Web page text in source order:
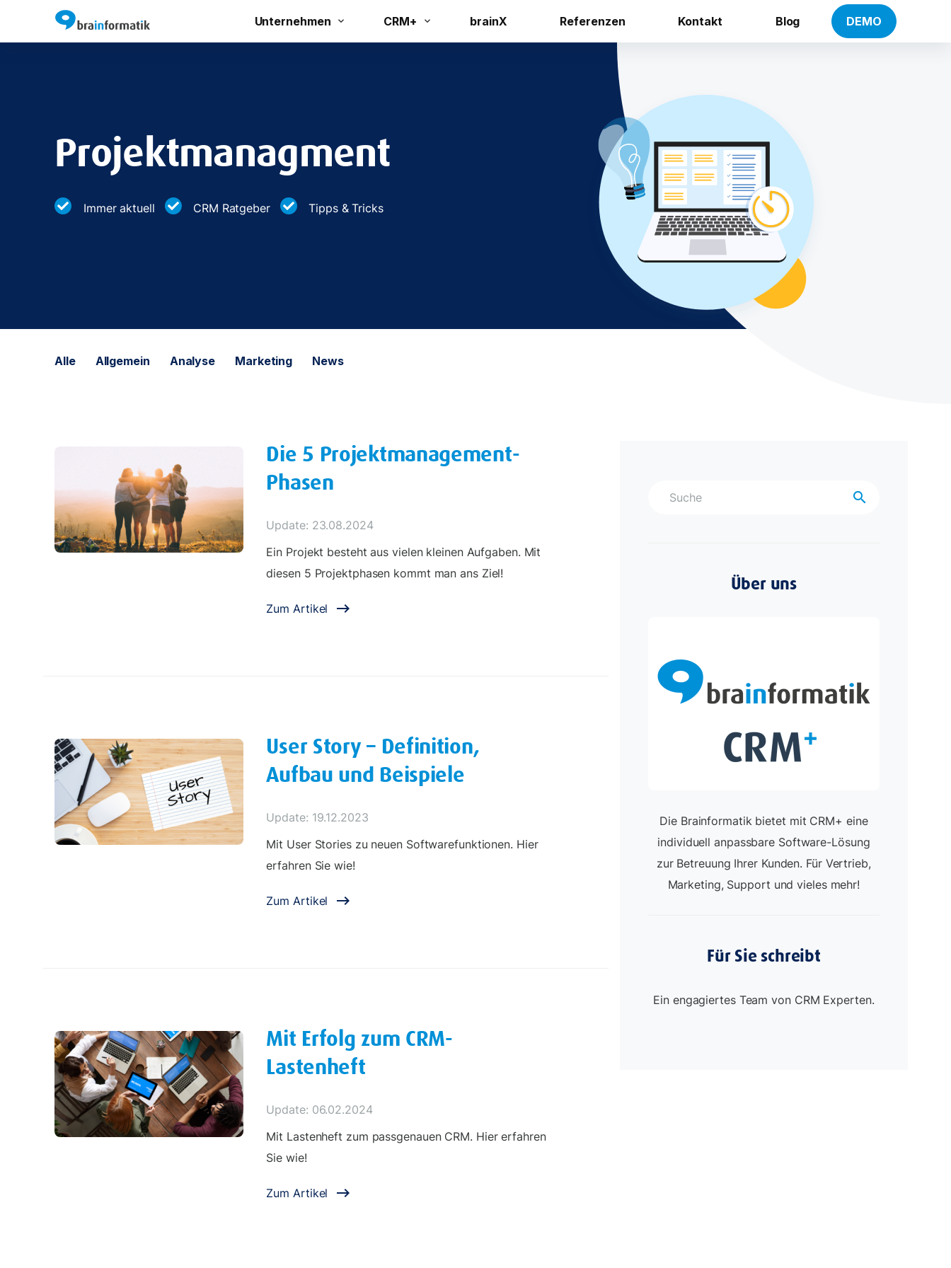
Unternehmen CRM+ brainX Referenzen Kontakt Blog DEMO
Projektmanagment
Immer aktuell CRM Ratgeber Tipps & Tricks
Alle Allgemein Analyse Marketing News
Die 5 Projektmanagement-
Phasen
Update: 23.08.2024
Ein Projekt besteht aus vielen kleinen Aufgaben. Mit
diesen 5 Projektphasen kommt man ans Ziel!
Zum Artikel
User Story – Definition,
Aufbau und Beispiele
Update: 19.12.2023
Mit User Stories zu neuen Softwarefunktionen. Hier
erfahren Sie wie!
Zum Artikel
Mit Erfolg zum CRM-
Lastenheft
Update: 06.02.2024
Mit Lastenheft zum passgenauen CRM. Hier erfahren
Sie wie!
Zum Artikel
search
Über uns
Die Brainformatik bietet mit CRM+ eine
individuell anpassbare Software-Lösung
zur Betreuung Ihrer Kunden. Für Vertrieb,
Marketing, Support und vieles mehr!
Für Sie schreibt
Ein engagiertes Team von CRM Experten.